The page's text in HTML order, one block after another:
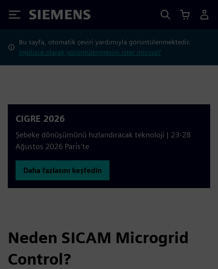
Siemens
Bu sayfa, otomatik çeviri yardımıyla görüntülenmektedir.
İngilizce olarak görüntülenmesini ister misiniz?
CIGRE 2026
Şebeke dönüşümünü hızlandıracak teknoloji | 23-28
Ağustos 2026 Paris'te
Daha fazlasını keşfedin
Neden SICAM Microgrid
Control?